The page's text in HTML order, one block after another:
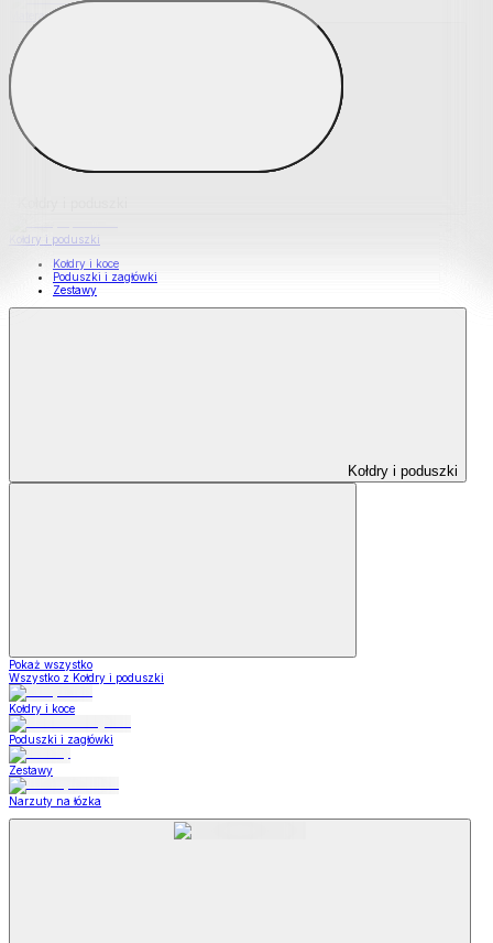
Materace nawierzchniowe
Kołdry i poduszki
Kołdry i koce
Poduszki i zagłówki
Zestawy
Kołdry i poduszki
Pokaż wszystko
Wszystko z Kołdry i poduszki
Kołdry i koce
Poduszki i zagłówki
Zestawy
Narzuty na łózka